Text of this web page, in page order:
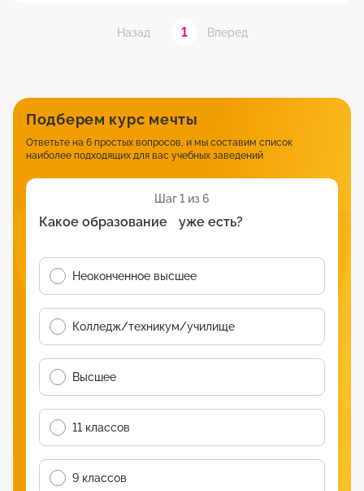
Назад 1 Вперед
Подберем курс мечты
Ответьте на 6 простых вопросов, и мы составим список
наиболее подходящих для вас учебных заведений
Шаг 1 из 6
Какое образование уже есть?
Неоконченное высшее
Колледж/техникум/училище
Высшее
11 классов
9 классов